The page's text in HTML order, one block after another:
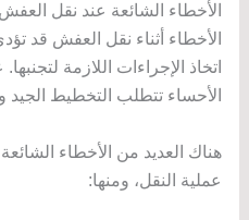
الأخطاء الشائعة عند نقل العفش
الأخطاء أثناء نقل العفش قد
اتخاذ الإجراءات اللازمة
الأحساء تتطلب التخطيط الجيد
هناك العديد من الأخطاء الشائعة
عملية النقل، ومنها: